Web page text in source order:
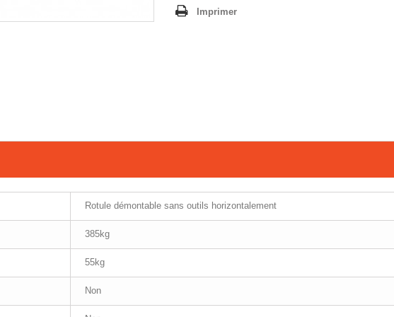
Imprimer
Rotule démontable sans outils horizontalement
385kg
55kg
Non